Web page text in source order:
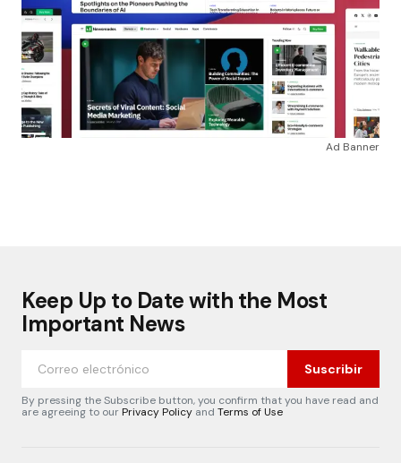
Ad Banner
Keep Up to Date with the Most
Important News
Suscribir
By pressing the Subscribe button, you confirm that you have read and
are agreeing to ourPrivacy Policy and Terms of Use